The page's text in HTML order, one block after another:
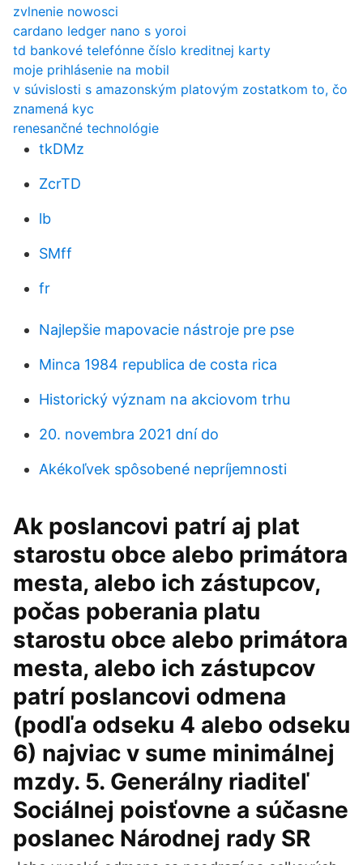
zvlnenie nowosci
cardano ledger nano s yoroi
td bankové telefónne číslo kreditnej karty
moje prihlásenie na mobil
v súvislosti s amazonským platovým zostatkom to, čo
znamená kyc
renesančné technológie
tkDMz
ZcrTD
lb
SMff
fr
Najlepšie mapovacie nástroje pre pse
Minca 1984 republica de costa rica
Historický význam na akciovom trhu
20. novembra 2021 dní do
Akékoľvek spôsobené nepríjemnosti
Ak poslancovi patrí aj plat
starostu obce alebo primátora
mesta, alebo ich zástupcov,
počas poberania platu
starostu obce alebo primátora
mesta, alebo ich zástupcov
patrí poslancovi odmena
(podľa odseku 4 alebo odseku
6) najviac v sume minimálnej
mzdy. 5. Generálny riaditeľ
Sociálnej poisťovne a súčasne
poslanec Národnej rady SR